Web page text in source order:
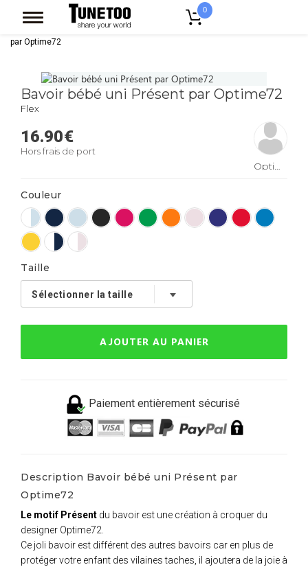
0
Vêtement Enfant Bebe
Bavoir bébé uni Présent
par Optime72
Bavoir bébé uni Présent par Optime72
Flex
16.90€
Hors frais de port
Optime72
Couleur
Taille
AJOUTER AU PANIER
Paiement entièrement sécurisé
Description Bavoir bébé uni Présent par
Optime72
Le motif Présent du bavoir est une création à croquer du
designer Optime72.
Ce joli bavoir est différent des autres bavoirs car en plus de
protéger votre enfant des vilaines taches, il ajoutera de la joie à